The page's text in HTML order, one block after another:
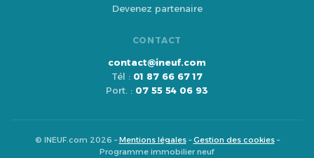
Devenez partenaire
CONTACT
contact@ineuf.com
Tél : 01 87 66 67 17
Port. : 07 55 54 06 93
© INEUF.com 2026 –Mentions légales–Gestion des cookies–
Programme immobilier neuf